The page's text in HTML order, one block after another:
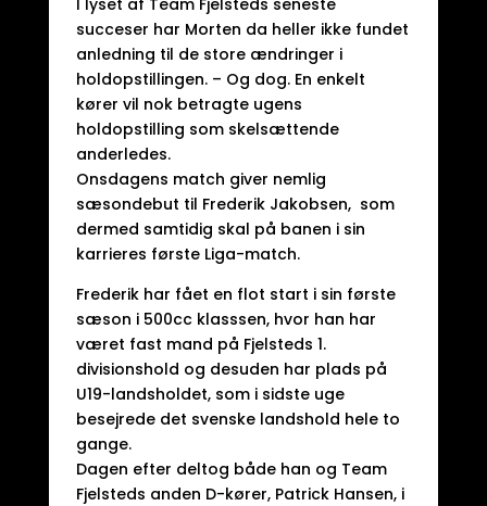
I lyset af Team Fjelsteds seneste
succeser har Morten da heller ikke fundet
anledning til de store ændringer i
holdopstillingen. – Og dog. En enkelt
kører vil nok betragte ugens
holdopstilling som skelsættende
anderledes.
Onsdagens match giver nemlig
sæsondebut til Frederik Jakobsen, som
dermed samtidig skal på banen i sin
karrieres første Liga-match.
Frederik har fået en flot start i sin første
sæson i 500cc klasssen, hvor han har
været fast mand på Fjelsteds 1.
divisionshold og desuden har plads på
U19-landsholdet, som i sidste uge
besejrede det svenske landshold hele to
gange.
Dagen efter deltog både han og Team
Fjelsteds anden D-kører, Patrick Hansen, i